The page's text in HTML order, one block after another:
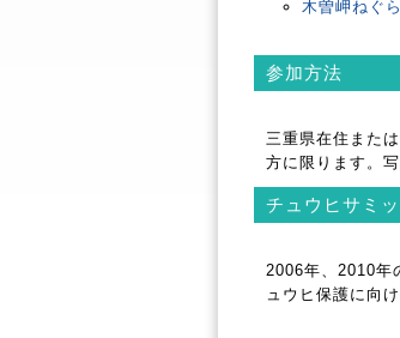
木曽岬ねぐ
参加方法
三重県在住また
方に限ります。
チュウヒサミッ
2006年、2010年
ュウヒ保護に向